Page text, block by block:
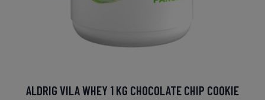
ALDRIG VILA WHEY 1 KG CHOCOLATE CHIP COOKIE